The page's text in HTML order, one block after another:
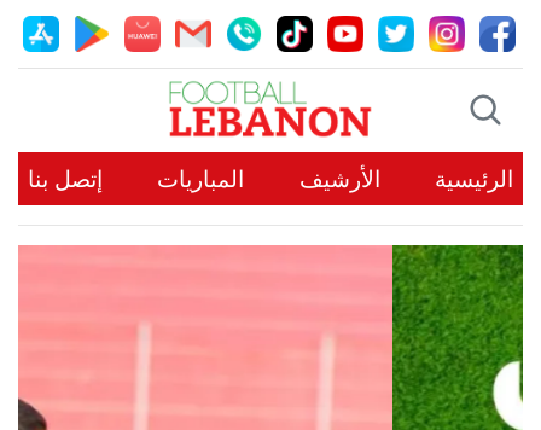
الرئيسية الأرشيف المباريات إتصل بنا